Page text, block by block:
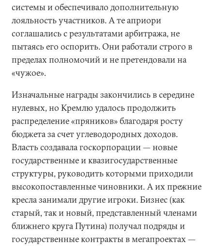
системы и обеспечивало дополнительную
лояльность участников. А те априори
соглашались с результатами арбитража, не
пытаясь его оспорить. Они работали строго в
пределах полномочий и не претендовали на
«чужое».
Изначальные награды закончились в середине
нулевых, но Кремлю удалось продолжить
распределение «пряников» благодаря росту
бюджета за счет углеводородных доходов.
Власть создавала госкорпорации — новые
государственные и квазигосударственные
структуры, руководить которыми приходили
высокопоставленные чиновники. А их прежние
кресла занимали другие игроки. Бизнес (как
старый, так и новый, представленный членами
ближнего круга Путина) получал подряды и
государственные контракты в мегапроектах —